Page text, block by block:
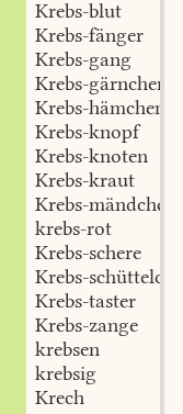
Krebs-blut
Krebs-fänger
Krebs-gang
Krebs-gärnchen
Krebs-hämchen
Krebs-knopf
Krebs-knoten
Krebs-kraut
Krebs-mändchen
krebs-rot
Krebs-schere
Krebs-schüttelchen
Krebs-taster
Krebs-zange
krebsen
krebsig
Krech